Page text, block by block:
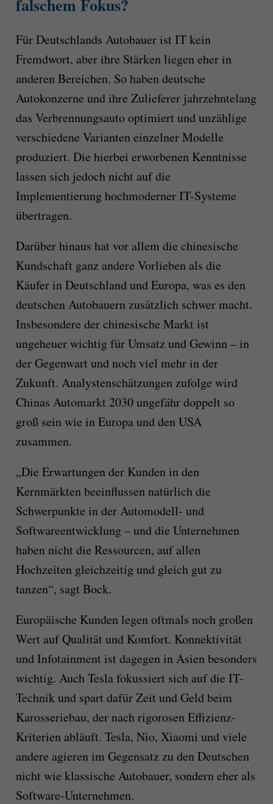
falschem Fokus?
Für Deutschlands Autobauer ist IT kein
Fremdwort, aber ihre Stärken liegen eher in
anderen Bereichen. So haben deutsche
Autokonzerne und ihre Zulieferer jahrzehntelang
das Verbrennungsauto optimiert und unzählige
verschiedene Varianten einzelner Modelle
produziert. Die hierbei erworbenen Kenntnisse
lassen sich jedoch nicht auf die
Implementierung hochmoderner IT-Systeme
übertragen.
Darüber hinaus hat vor allem die chinesische
Kundschaft ganz andere Vorlieben als die
Käufer in Deutschland und Europa, was es den
deutschen Autobauern zusätzlich schwer macht.
Insbesondere der chinesische Markt ist
ungeheuer wichtig für Umsatz und Gewinn – in
der Gegenwart und noch viel mehr in der
Zukunft. Analystenschätzungen zufolge wird
Chinas Automarkt 2030 ungefähr doppelt so
groß sein wie in Europa und den USA
zusammen.
„Die Erwartungen der Kunden in den
Kernmärkten beeinflussen natürlich die
Schwerpunkte in der Automodell- und
Softwareentwicklung – und die Unternehmen
haben nicht die Ressourcen, auf allen
Hochzeiten gleichzeitig und gleich gut zu
tanzen“, sagt Bock.
Europäische Kunden legen oftmals noch großen
Wert auf Qualität und Komfort. Konnektivität
und Infotainment ist dagegen in Asien besonders
wichtig. Auch Tesla fokussiert sich auf die IT-
Technik und spart dafür Zeit und Geld beim
Karosseriebau, der nach rigorosen Effizienz-
Kriterien abläuft. Tesla, Nio, Xiaomi und viele
andere agieren im Gegensatz zu den Deutschen
nicht wie klassische Autobauer, sondern eher als
Software-Unternehmen.